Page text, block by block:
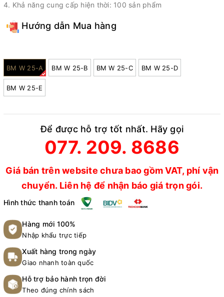
4. Khả năng cung cấp hiện thời: 100 sản phẩm
Hướng dẫn Mua hàng
BM W 25-A BM W 25-B BM W 25-C BM W 25-D
BM W 25-E
Để được hỗ trợ tốt nhất. Hãy gọi
077. 209. 8686
Giá bán trên website chưa bao gồm VAT, phí vận
chuyển. Liên hệ để nhận báo giá trọn gói.
Hình thức thanh toán
Hàng mới 100%
Nhập khẩu trực tiếp
Xuất hàng trong ngày
Giao nhanh toàn quốc
Hỗ trợ bảo hành trọn đời
Theo đúng chính sách